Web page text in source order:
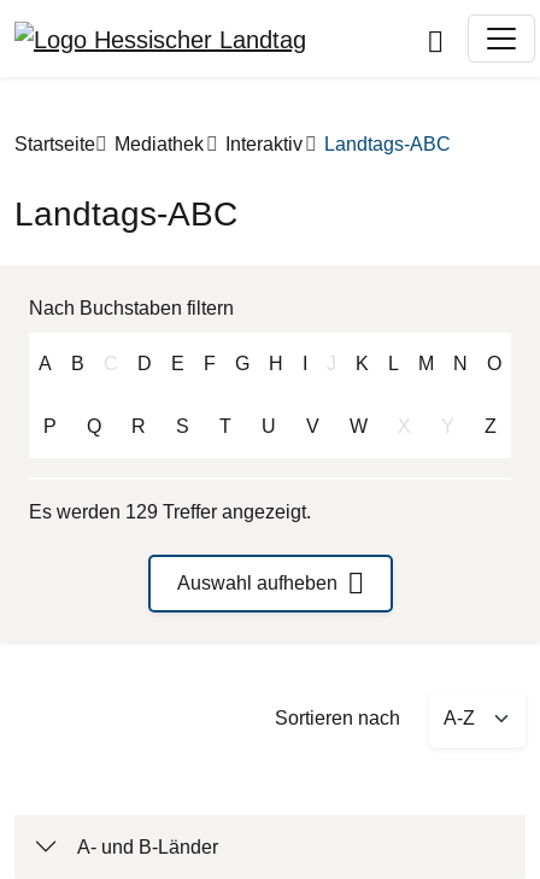
Pfadnavigation
Startseite Mediathek Interaktiv Landtags-ABC
Landtags-ABC
Nach Buchstaben filtern
A B C D E F G H J K L M N O
P Q R S T U V W X Y Z
Es werden 129 Treffer angezeigt.
Auswahl aufheben
Sortieren nach
A- und B-Länder